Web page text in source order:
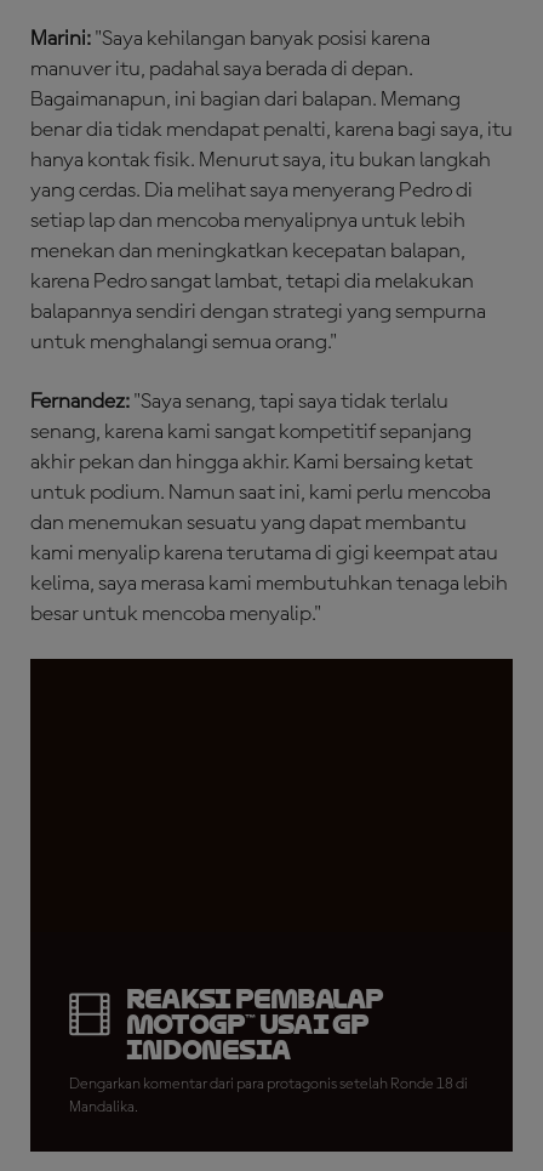
Marini: "Saya kehilangan banyak posisi karena
manuver itu, padahal saya berada di depan.
Bagaimanapun, ini bagian dari balapan. Memang
benar dia tidak mendapat penalti, karena bagi saya, itu
hanya kontak fisik. Menurut saya, itu bukan langkah
yang cerdas. Dia melihat saya menyerang Pedro di
setiap lap dan mencoba menyalipnya untuk lebih
menekan dan meningkatkan kecepatan balapan,
karena Pedro sangat lambat, tetapi dia melakukan
balapannya sendiri dengan strategi yang sempurna
untuk menghalangi semua orang."
Fernandez: "Saya senang, tapi saya tidak terlalu
senang, karena kami sangat kompetitif sepanjang
akhir pekan dan hingga akhir. Kami bersaing ketat
untuk podium. Namun saat ini, kami perlu mencoba
dan menemukan sesuatu yang dapat membantu
kami menyalip karena terutama di gigi keempat atau
kelima, saya merasa kami membutuhkan tenaga lebih
besar untuk mencoba menyalip."
Reaksi Pembalap
MotoGP™ Usai GP
Indonesia
Dengarkan komentar dari para protagonis setelah Ronde 18 di
Mandalika.